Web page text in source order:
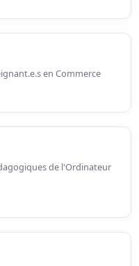
en Commerce
de l'Ordinateur